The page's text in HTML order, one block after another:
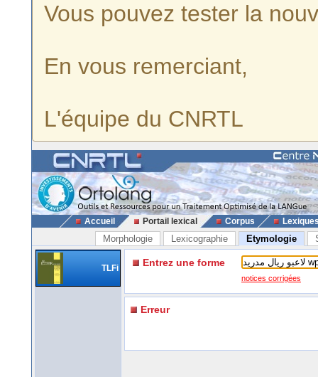
Vous pouvez tester la
En vous remerciant,
L'équipe du CNRTL
Accueil Portail lexical Corpus
Morphologie Lexicographie Etymologie
TLFi Entrez une forme
notices corrigées
Erreur